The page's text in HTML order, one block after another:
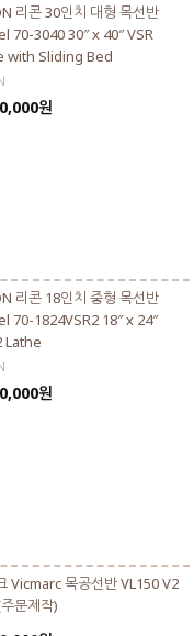
리콘 30인치 대형 목선반
70-3040 30″ x 40″ VSR
with Sliding Bed
원
리콘 18인치 중형 목선반
70-1824VSR2 18″ x 24″
Lathe
원
Vicmarc 목공선반 VL150 V2
문제작)